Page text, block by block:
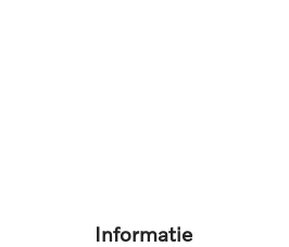
Informatie